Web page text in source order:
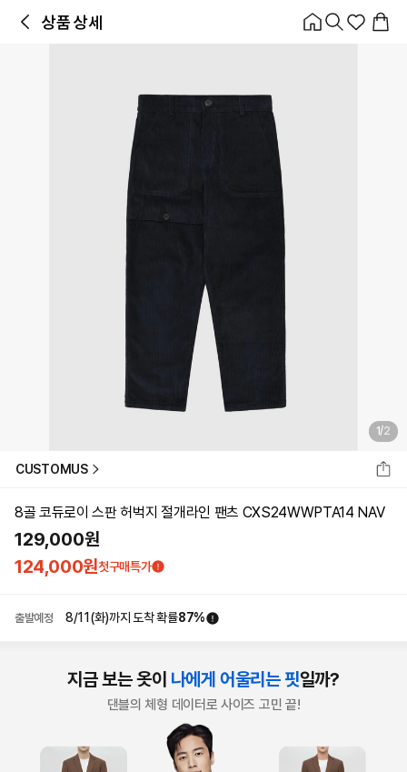
앱 첫 구매 시 10% 쿠폰 + 무료 교환/배송 앱 열기
상품 상세
1/2
CUSTOMUS
8골 코듀로이 스판 허벅지 절개라인 팬츠 CXS24WWPTA14 NAV
129,000원
124,000원첫구매특가
출발예정 8/11(화)까지 도착 확률87%
지금 보는 옷이 나에게 어울리는 핏일까?
댄블의 체형 데이터로 사이즈 고민 끝!